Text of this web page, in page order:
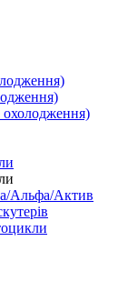
охолодження)
Альфа/Актив